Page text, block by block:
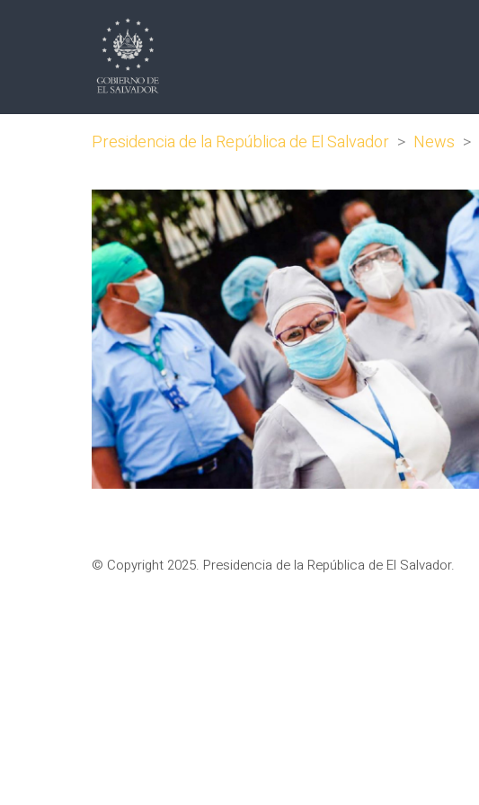
Presidencia de la República de El Salvador > News >
© Copyright 2025. Presidencia de la República de El Salvador.